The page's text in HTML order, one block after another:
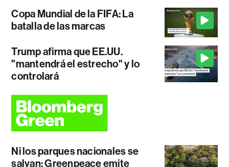
Copa Mundial de la FIFA: La
batalla de las marcas
Trump afirma que EE.UU.
"mantendrá el estrecho" y lo
controlará
Ni los parques nacionales se
salvan: Greenpeace emite